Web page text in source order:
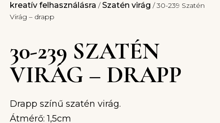
kreatív felhasználásra /Szatén virág / 30-239 Szatén
Virág – drapp
30-239 SZATÉN
VIRÁG – DRAPP
Drapp színű szatén virág.
Átmérő: 1,5cm